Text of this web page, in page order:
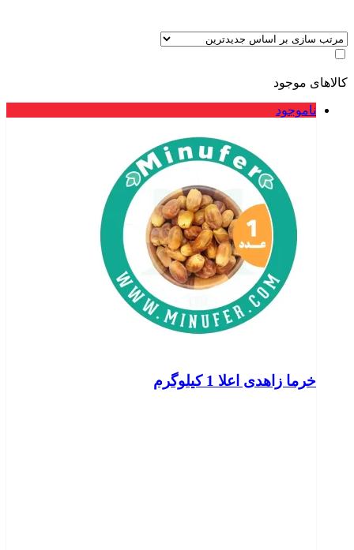
کالاهای موجود
ناموجود
خرما زاهدی اعلا 1 کیلوگرم